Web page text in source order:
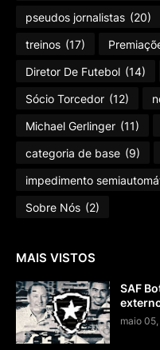
pseudos jornalistas (20)
treinos (17)
Diretor De Futebol (14)
Sócio Torcedor (12)
Michael Gerlinger (11)
categoria de base (9)
impedimento
Sobre Nós (2)
MAIS VISTOS
SAF
maio